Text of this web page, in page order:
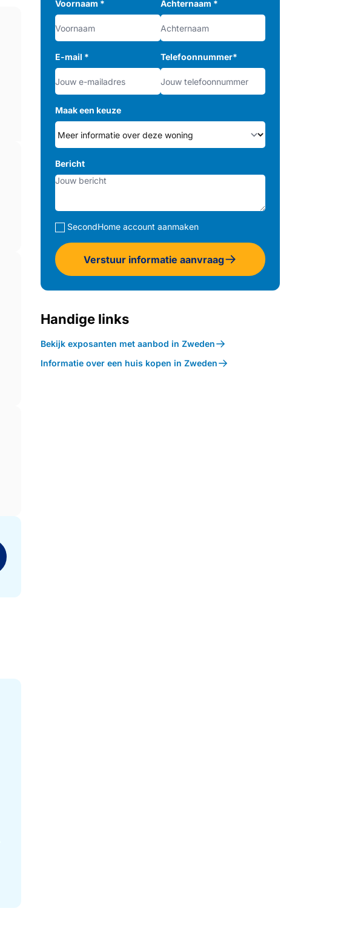
Voornaam * Achternaam *
E-mail * Telefoonnummer*
Maak een keuze
Bericht
SecondHome account aanmaken
Verstuur informatie aanvraag
Handige links
Bekijk exposanten met aanbod in Zweden
Informatie over een huis kopen in Zweden